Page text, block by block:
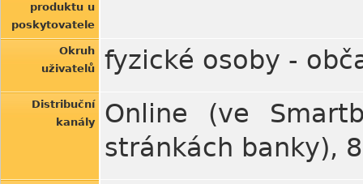
produktu u
poskytovatele
Okruh
uživatelů
fyzické osoby -
Distribuční
kanály
Online (ve
stránkách banky),